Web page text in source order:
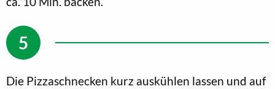
Die Pizzaschnecken kurz auskühlen lassen und auf